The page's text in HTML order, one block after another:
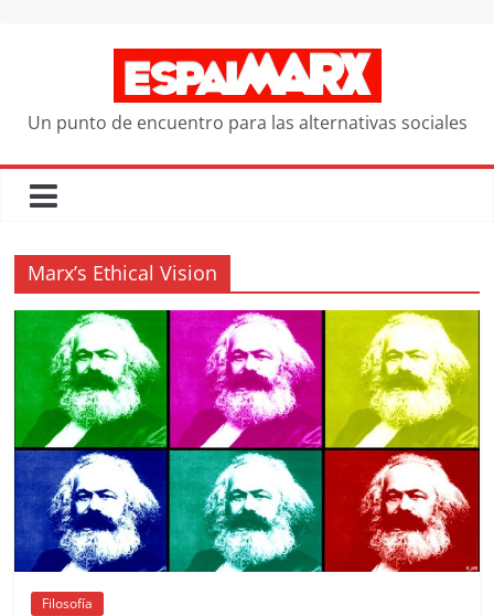
Un punto de encuentro para las alternativas sociales
Marx’s Ethical Vision
Filosofía